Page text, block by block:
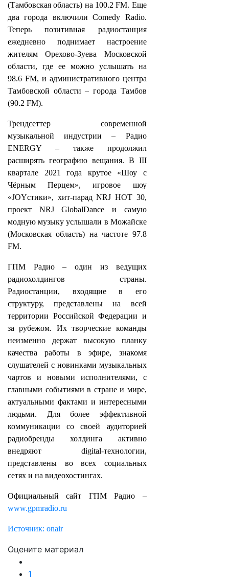
(Тамбовская область) на 100.2 FM. Еще
два города включили Comedy Radio.
Теперь позитивная радиостанция
ежедневно поднимает настроение
жителям Орехово-Зуева Московской
области, где ее можно услышать на
98.6 FM, и административного центра
Тамбовской области – города Тамбов
(90.2 FM).
Трендсеттер современной
музыкальной индустрии – Радио
ENERGY – также продолжил
расширять географию вещания. В III
квартале 2021 года крутое «Шоу с
Чёрным Перцем», игровое шоу
«JOYстики», хит-парад NRJ HOT 30,
проект NRJ GlobalDance и самую
модную музыку услышали в Можайске
(Московская область) на частоте 97.8
FM.
ГПМ Радио – один из ведущих
радиохолдингов страны.
Радиостанции, входящие в его
структуру, представлены на всей
территории Российской Федерации и
за рубежом. Их творческие команды
неизменно держат высокую планку
качества работы в эфире, знакомя
слушателей с новинками музыкальных
чартов и новыми исполнителями, с
главными событиями в стране и мире,
актуальными фактами и интересными
людьми. Для более эффективной
коммуникации со своей аудиторией
радиобренды холдинга активно
внедряют digital-технологии,
представлены во всех социальных
сетях и на видеохостингах.
Официальный сайт ГПМ Радио –
www.gpmradio.ru
Источник: onair
Оцените материал
1